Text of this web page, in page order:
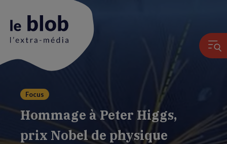
Animation
Focus
Hommage à Peter Higgs,
prix Nobel de physique